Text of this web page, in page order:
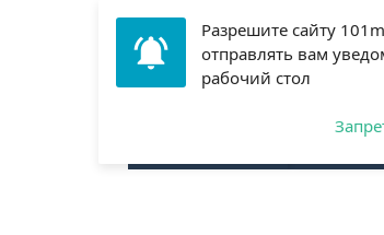
Разрешите сайту
отправлять вам
рабочий стол